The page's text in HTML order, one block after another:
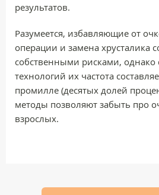
результатов.
Разумеется, избавляющие от
операции и замена хрусталика
собственными рисками, однако
технологий их частота
промилле (десятых долей
методы позволяют забыть про
взрослых.